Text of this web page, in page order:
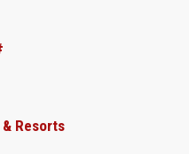
Resorts